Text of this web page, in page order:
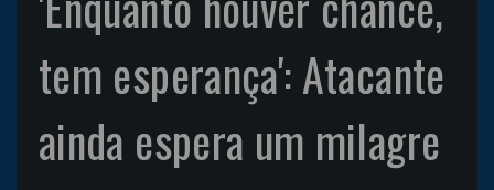
tem esperança': Atacante
ainda espera um milagre